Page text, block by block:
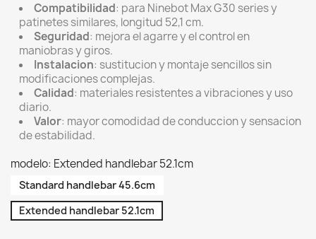
Compatibilidad: para Ninebot Max G30 series y
patinetes similares, longitud 52,1 cm.
Seguridad: mejora el agarre y el control en
maniobras y giros.
Instalacion: sustitucion y montaje sencillos sin
modificaciones complejas.
Calidad: materiales resistentes a vibraciones y uso
diario.
Valor: mayor comodidad de conduccion y sensacion
de estabilidad.
modelo: Extended handlebar 52.1cm
Standard handlebar 45.6cm
Extended handlebar 52.1cm